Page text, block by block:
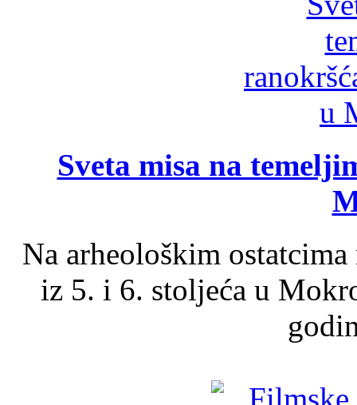
Sveta misa na
Na arheološkim
iz 5. i 6. stoljeća u